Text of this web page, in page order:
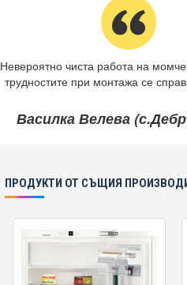
Невероятно чиста работа на
трудностите при монтажа се
Василка Велева
ПРОДУКТИ ОТ СЪЩИЯ